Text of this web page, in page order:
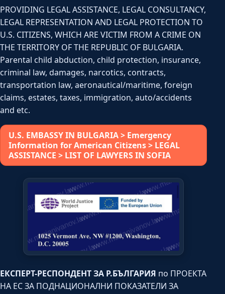
PROVIDING LEGAL ASSISTANCE, LEGAL CONSULTANCY,
LEGAL REPRESENTATION AND LEGAL PROTECTION TO
U.S. CITIZENS, WHICH ARE VICTIM FROM A CRIME ON
THE TERRITORY OF THE REPUBLIC OF BULGARIA.
Parental child abduction, child protection, insurance,
criminal law, damages, narcotics, contracts,
transportation law, aeronautical/maritime, foreign
claims, estates, taxes, immigration, auto/accidents
and etc.
U.S. EMBASSY IN BULGARIA > Emergency
Information for American Citizens > LEGAL
ASSISTANCE > LIST OF LAWYERS IN SOFIA
ЕКСПЕРТ-РЕСПОНДЕНТ ЗА Р.БЪЛГАРИЯ по ПРОЕКТА
НА ЕС ЗА ПОДНАЦИОНАЛНИ ПОКАЗАТЕЛИ ЗА